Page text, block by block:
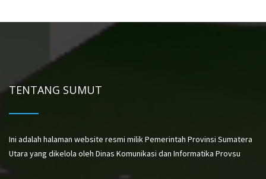
TENTANG SUMUT
Ini adalah halaman website resmi milik Pemerintah Provinsi Sumatera
Utara yang dikelola oleh Dinas Komunikasi dan Informatika Provsu